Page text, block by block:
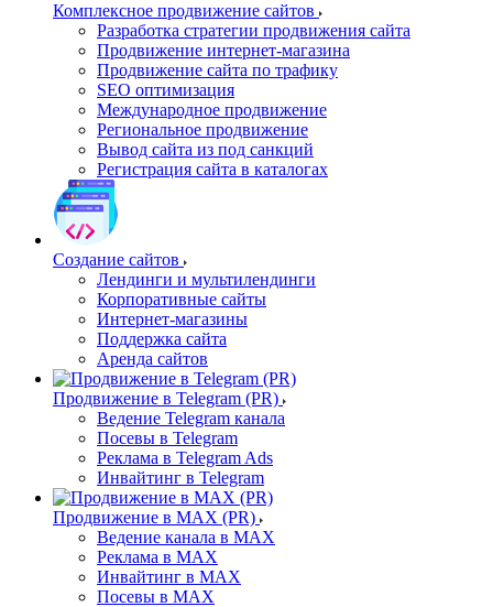
Комплексное продвижение сайтов
Разработка стратегии продвижения сайта
Продвижение интернет-магазина
Продвижение сайта по трафику
SEO оптимизация
Международное продвижение
Региональное продвижение
Вывод сайта из под санкций
Регистрация сайта в каталогах
Создание сайтов
Лендинги и мультилендинги
Корпоративные сайты
Интернет-магазины
Поддержка сайта
Аренда сайтов
Продвижение в Telegram (PR)
Ведение Telegram канала
Посевы в Telegram
Реклама в Telegram Ads
Инвайтинг в Telegram
Продвижение в MAX (PR)
Ведение канала в MAX
Реклама в MAX
Инвайтинг в MAX
Посевы в MAX